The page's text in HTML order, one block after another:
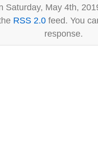
Saturday, May 4th,
RSS 2.0 feed. You
response.